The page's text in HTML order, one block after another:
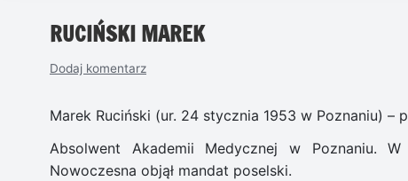
RUCIŃSKI MAREK
Dodaj komentarz
Marek Ruciński (ur. 24 stycznia 1953 w Poznaniu) –
Absolwent Akademii Medycznej w Poznaniu.
Nowoczesna objął mandat poselski.